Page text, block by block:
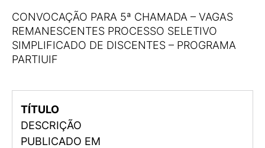
CONVOCAÇÃO PARA 5ª CHAMADA – VAGAS
REMANESCENTES PROCESSO SELETIVO
SIMPLIFICADO DE DISCENTES – PROGRAMA
PARTIUIF
TÍTULO
DESCRIÇÃO
PUBLICADO EM